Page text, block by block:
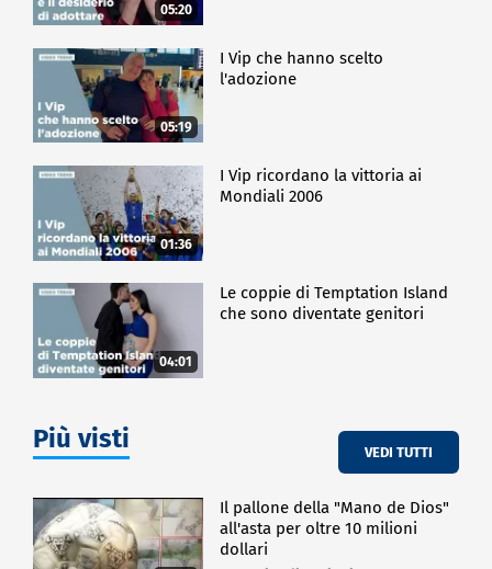
05:20
05:19
I Vip che hanno scelto
l'adozione
01:36
I Vip ricordano la vittoria ai
Mondiali 2006
04:01
Le coppie di Temptation Island
che sono diventate genitori
Più visti VEDI TUTTI
Il pallone della "Mano de Dios"
all'asta per oltre 10 milioni
dollari